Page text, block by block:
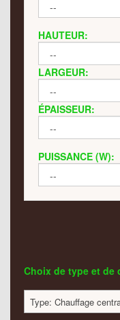
HAUTEUR:
LARGEUR:
ÉPAISSEUR:
PUISSANCE (W):
Choix de type et de